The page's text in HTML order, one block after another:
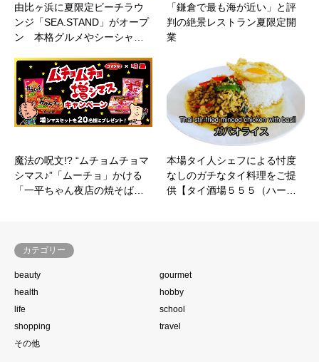
由比ヶ浜に夏限定ビーチラウ
ンジ「SEA.STAND」がオープ
ン 本格グルメやシーシャ…
「鎌倉で最も海が近い」と評
判の絶景レストラン夏限定開
業
魔法の呪文!? “ムチョムチョマ
シマス♪”「ムーチョ」かける
「一平ちゃん夜店の焼そば…
本場タイ人シェフによる忖度
なしのガチなタイ料理をご提
供【タイ酒場５５５（ハー…
カテゴリー
beauty
gourmet
health
hobby
life
school
shopping
travel
その他